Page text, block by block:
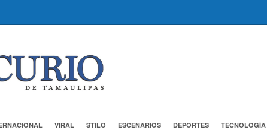
VIRAL STILO ESCENARIOS DEPORTES TECNOLOGÍA